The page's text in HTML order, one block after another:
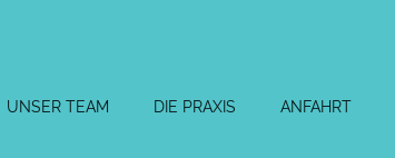
UNSER TEAM DIE PRAXIS ANFAHRT